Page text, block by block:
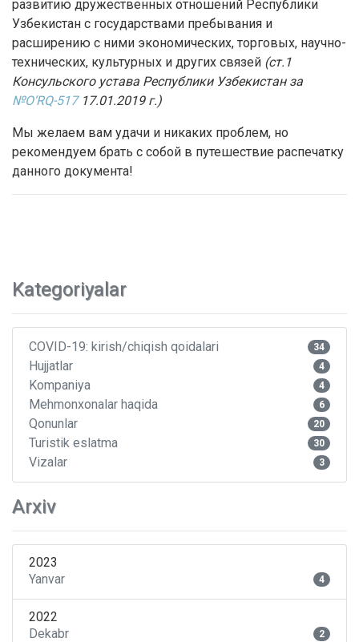
развитию дружественных отношений Республики
Узбекистан с государствами пребывания и
расширению с ними экономических, торговых, научно-
технических, культурных и других связей (ст.1
Консульского устава Республики Узбекистан за
№O‘RQ-51717.01.2019 г.)
Мы желаем вам удачи и никаких проблем, но
рекомендуем брать с собой в путешествие распечатку
данного документа!
Kategoriyalar
COVID-19: kirish/chiqish qoidalari 34
Hujjatlar 4
Kompaniya 4
Mehmonxonalar haqida 6
Qonunlar 20
Turistik eslatma 30
Vizalar 3
Arxiv
2023
Yanvar
4
2022
Dekabr
2